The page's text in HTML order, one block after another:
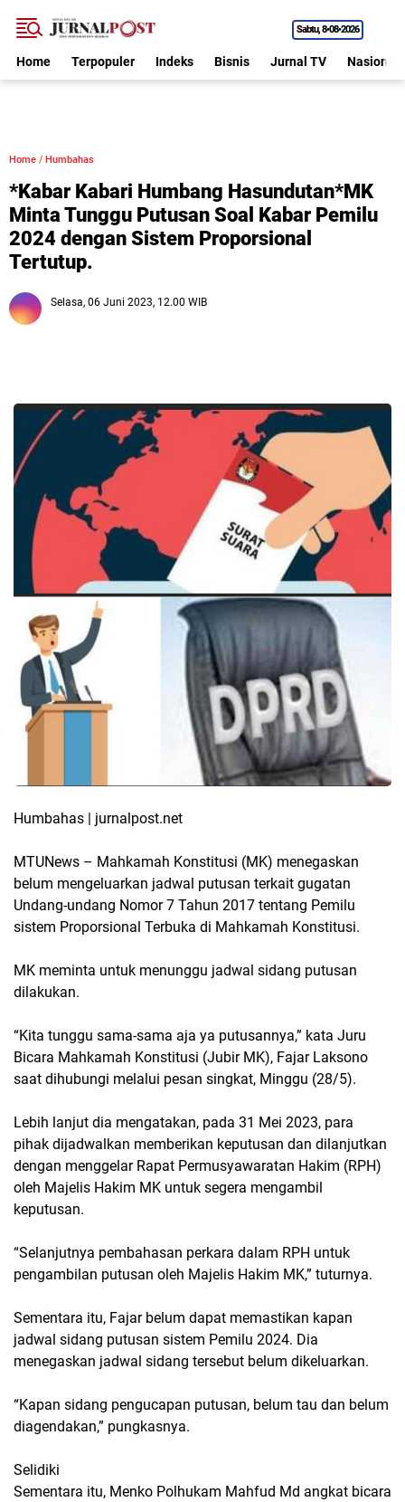
Sabtu 8•08•2026
Home Terpopuler Indeks Bisnis Jurnal TV Nasional
Home / Humbahas
*Kabar Kabari Humbang Hasundutan*MK
Minta Tunggu Putusan Soal Kabar Pemilu
2024 dengan Sistem Proporsional
Tertutup.
Selasa, 06 Juni 2023, 12.00 WIB
Humbahas | jurnalpost.net
MTUNews – Mahkamah Konstitusi (MK) menegaskan
belum mengeluarkan jadwal putusan terkait gugatan
Undang-undang Nomor 7 Tahun 2017 tentang Pemilu
sistem Proporsional Terbuka di Mahkamah Konstitusi.
MK meminta untuk menunggu jadwal sidang putusan
dilakukan.
“Kita tunggu sama-sama aja ya putusannya,” kata Juru
Bicara Mahkamah Konstitusi (Jubir MK), Fajar Laksono
saat dihubungi melalui pesan singkat, Minggu (28/5).
Lebih lanjut dia mengatakan, pada 31 Mei 2023, para
pihak dijadwalkan memberikan keputusan dan dilanjutkan
dengan menggelar Rapat Permusyawaratan Hakim (RPH)
oleh Majelis Hakim MK untuk segera mengambil
keputusan.
“Selanjutnya pembahasan perkara dalam RPH untuk
pengambilan putusan oleh Majelis Hakim MK,” tuturnya.
Sementara itu, Fajar belum dapat memastikan kapan
jadwal sidang putusan sistem Pemilu 2024. Dia
menegaskan jadwal sidang tersebut belum dikeluarkan.
“Kapan sidang pengucapan putusan, belum tau dan belum
diagendakan,” pungkasnya.
Selidiki
Sementara itu, Menko Polhukam Mahfud Md angkat bicara